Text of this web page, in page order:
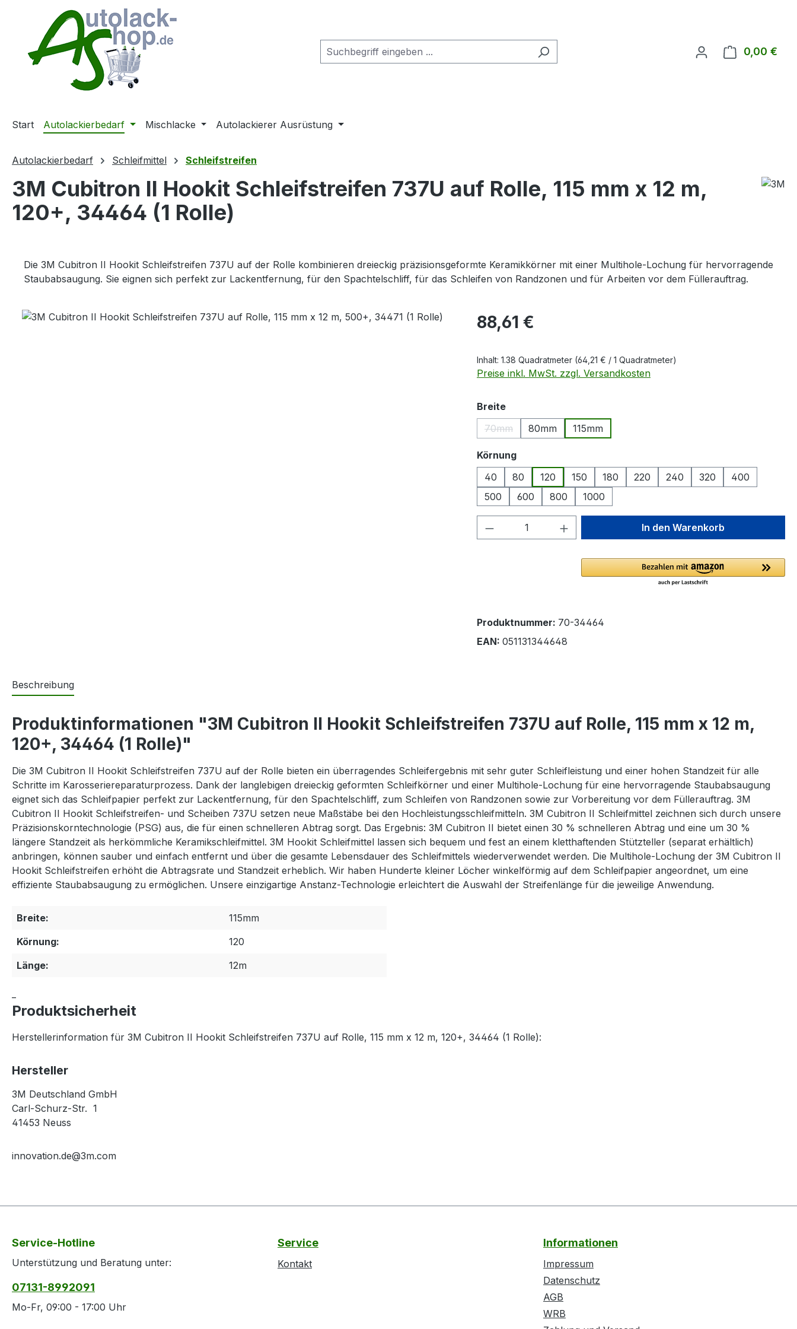
Hauptinhalt springen
Zur Suche springen
Zur Hauptnavigation springen
0,00 €
Start Autolackierbedarf Mischlacke Autolackierer Ausrüstung
Autolackierbedarf Schleifmittel Schleifstreifen
3M Cubitron II Hookit Schleifstreifen 737U auf Rolle, 115 mm x 12 m,
120+, 34464 (1 Rolle)
Die 3M Cubitron II Hookit Schleifstreifen 737U auf der Rolle kombinieren dreieckig präzisionsgeformte Keramikkörner mit einer Multihole-Lochung für hervorragende
Staubabsaugung. Sie eignen sich perfekt zur Lackentfernung, für den Spachtelschliff, für das Schleifen von Randzonen und für Arbeiten vor dem Füllerauftrag.
Bildergalerie überspringen Regulärer Preis:
88,61 €
Inhalt: 1.38 Quadratmeter (64,21 € / 1 Quadratmeter)
Preise inkl. MwSt. zzgl. Versandkosten
Breiteauswählen
70mm
(Diese Option ist zurzeit nicht verfügbar.)
80mm 115mm
Körnungauswählen
40
80 120 150 180 220 240 320
400
500
600 800 1000
Produkt Anzahl: Gib den gewünschten Wert
In den Warenkorb
Produktnummer: 70-34464
EAN: 051131344648
Beschreibung
Produktinformationen "3M Cubitron II Hookit Schleifstreifen 737U auf Rolle, 115 mm x 12 m,
120+, 34464 (1 Rolle)"
Die 3M Cubitron II Hookit Schleifstreifen 737U auf der Rolle bieten ein überragendes Schleifergebnis mit sehr guter Schleifleistung und einer hohen Standzeit für alle
Schritte im Karosseriereparaturprozess. Dank der langlebigen dreieckig geformten Schleifkörner und einer Multihole-Lochung für eine hervorragende Staubabsaugung
eignet sich das Schleifpapier perfekt zur Lackentfernung, für den Spachtelschliff, zum Schleifen von Randzonen sowie zur Vorbereitung vor dem Füllerauftrag. 3M
Cubitron II Hookit Schleifstreifen- und Scheiben 737U setzen neue Maßstäbe bei den Hochleistungsschleifmitteln. 3M Cubitron II Schleifmittel zeichnen sich durch unsere
Präzisionskorntechnologie (PSG) aus, die für einen schnelleren Abtrag sorgt. Das Ergebnis: 3M Cubitron II bietet einen 30 % schnelleren Abtrag und eine um 30 %
längere Standzeit als herkömmliche Keramikschleifmittel. 3M Hookit Schleifmittel lassen sich bequem und fest an einem kletthaftenden Stützteller (separat erhältlich)
anbringen, können sauber und einfach entfernt und über die gesamte Lebensdauer des Schleifmittels wiederverwendet werden. Die Multihole-Lochung der 3M Cubitron II
Hookit Schleifstreifen erhöht die Abtragsrate und Standzeit erheblich. Wir haben Hunderte kleiner Löcher winkelförmig auf dem Schleifpapier angeordnet, um eine
effiziente Staubabsaugung zu ermöglichen. Unsere einzigartige Anstanz-Technologie erleichtert die Auswahl der Streifenlänge für die jeweilige Anwendung.
Breite:
115mm
Körnung:
120
Länge:
12m
Produktsicherheit
Herstellerinformation für 3M Cubitron II Hookit Schleifstreifen 737U auf Rolle, 115 mm x 12 m, 120+, 34464 (1 Rolle):
Hersteller
3M Deutschland GmbH
Carl-Schurz-Str. 1
41453 Neuss
innovation.de@3m.com
Service-Hotline
Unterstützung und Beratung unter:
07131-8992091
Mo-Fr, 09:00 - 17:00 Uhr
Service
Kontakt
Informationen
Impressum
Datenschutz
AGB
WRB